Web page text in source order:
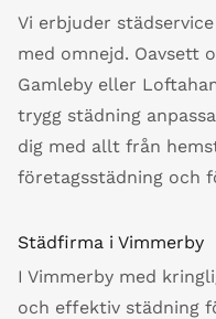
Vi erbjuder
med omnejd. Oavsett
Gamleby eller
trygg städning
dig med allt från
företagsstädning och
Städfirma i Vimmerby
I Vimmerby med
och effektiv städning